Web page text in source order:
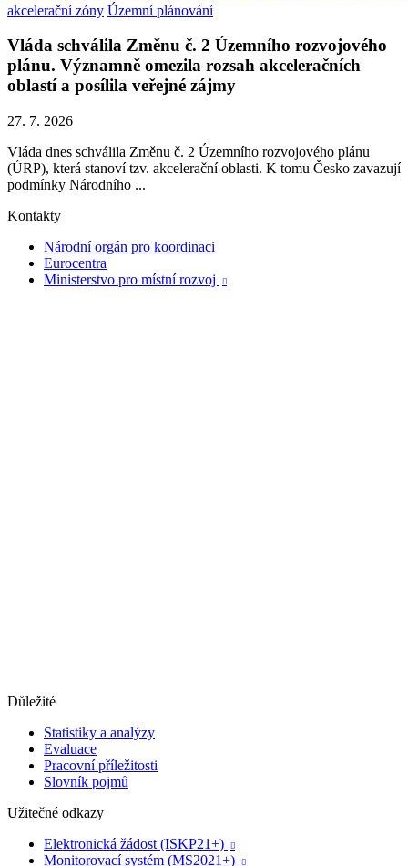
akcelerační zóny Územní plánování
Vláda schválila Změnu č. 2 Územního rozvojového
plánu. Významně omezila rozsah akceleračních
oblastí a posílila veřejné zájmy
27. 7. 2026
Vláda dnes schválila Změnu č. 2 Územního rozvojového plánu
(ÚRP), která stanoví tzv. akcelerační oblasti. K tomu Česko zavazují
podmínky Národního ...
Kontakty
Národní orgán pro koordinaci
Eurocentra
Ministerstvo pro místní rozvoj

Důležité
Statistiky a analýzy
Evaluace
Pracovní příležitosti
Slovník pojmů
Užitečné odkazy
Elektronická žádost (ISKP21+)

Monitorovací systém (MS2021+) 